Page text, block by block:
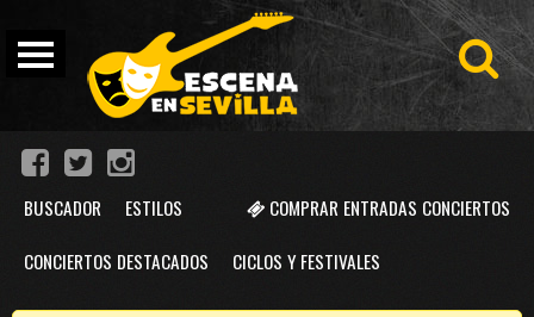
COMPRAR ENTRADAS CONCIERTOS
BUSCADOR ESTILOS
CONCIERTOS DESTACADOS CICLOS Y FESTIVALES